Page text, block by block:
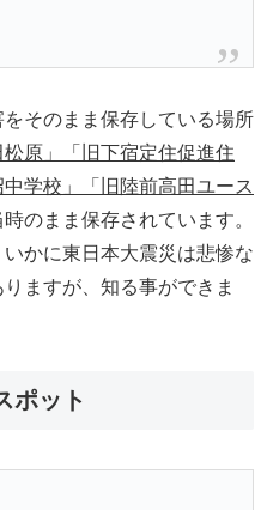
そのまま保存している場所
松原」「旧下宿定住促進住
学校」「旧陸前高田ユース
のまま保存されています。
かに東日本大震災は悲惨な
ますが、知る事ができま
ポット